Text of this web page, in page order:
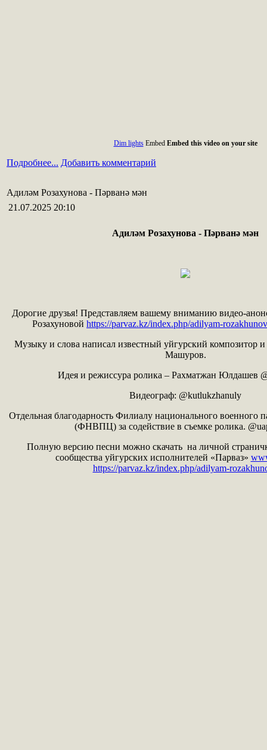
Dim lightsEmbed Embed this video on your site
Подробнее... Добавить комментарий
Адиләм Розахунова - Пәрванә мән
21.07.2025 20:10
Адиләм Розахунова - Пәрванә мән
Дорогие друзья! Представляем вашему вниманию видео-
Розахуновой https://parvaz.kz/index.php/adilyam-
Музыку и слова написал известный уйгурский композитор
Машуров.
Идея и режиссура ролика – Рахматжан Юлдашев
Видеограф: @kutlukzhanuly
Отдельная благодарность Филиалу национального военного
(ФНВПЦ) за содействие в съемке ролика.
Полную версию песни можно скачать на личной
сообщества уйгурских исполнителей «Парваз»
https://parvaz.kz/index.php/adilyam-